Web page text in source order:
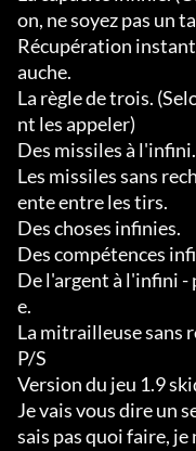
on, ne soyez pas un
Récupération
auche.
La règle de trois.
nt les appeler)
Des missiles à l'infini.
Les missiles sans
ente entre les tirs.
Des choses infinies.
Des compétences
De l'argent à l'infini -
e.
La mitrailleuse sans
P/S
Version du jeu 1.9
Je vais vous dire un
sais pas quoi faire, je